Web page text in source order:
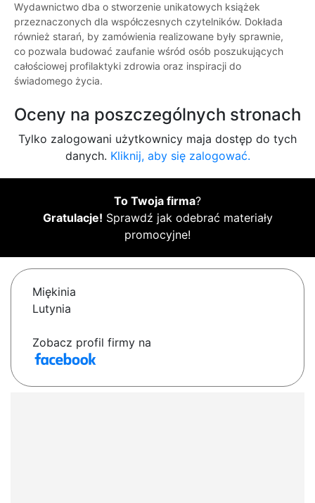
Wydawnictwo dba o stworzenie unikatowych książek
przeznaczonych dla współczesnych czytelników. Dokłada
również starań, by zamówienia realizowane były sprawnie,
co pozwala budować zaufanie wśród osób poszukujących
całościowej profilaktyki zdrowia oraz inspiracji do
świadomego życia.
Oceny na poszczególnych stronach
Tylko zalogowani użytkownicy maja dostęp do tych
danych. Kliknij, aby się zalogować.
To Twoja firma?
Gratulacje! Sprawdź jak odebrać materiały
promocyjne!
Miękinia
Lutynia
Zobacz profil firmy na